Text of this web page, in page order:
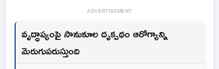
ADVERTISEMENT
వృద్ధాప్యంపై సానుకూల దృక్పథం ఆరోగ్యాన్ని
మెరుగుపరుస్తుంది